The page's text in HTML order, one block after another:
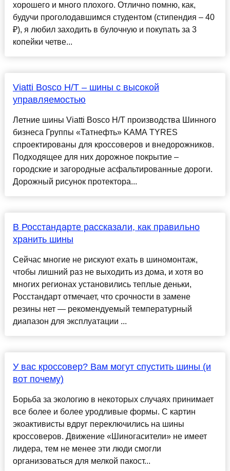
хорошего и много плохого. Отлично помню, как,
будучи проголодавшимся студентом (стипендия – 40
₽), я любил заходить в булочную и покупать за 3
копейки четве...
Viatti Bosco H/T – шины с высокой
управляемостью
Летние шины Viatti Bosco H/T производства Шинного
бизнеса Группы «Татнефть» KAMA TYRES
спроектированы для кроссоверов и внедорожников.
Подходящее для них дорожное покрытие –
городские и загородные асфальтированные дороги.
Дорожный рисунок протектора...
В Росстандарте рассказали, как правильно
хранить шины
Сейчас многие не рискуют ехать в шиномонтаж,
чтобы лишний раз не выходить из дома, и хотя во
многих регионах установились теплые деньки,
Росстандарт отмечает, что срочности в замене
резины нет — рекомендуемый температурный
диапазон для эксплуатации ...
У вас кроссовер? Вам могут спустить шины (и
вот почему)
Борьба за экологию в некоторых случаях принимает
все более и более уродливые формы. С картин
экоактивисты вдруг переключились на шины
кроссоверов. Движение «Шиногасители» не имеет
лидера, тем не менее эти люди смогли
организоваться для мелкой пакост...